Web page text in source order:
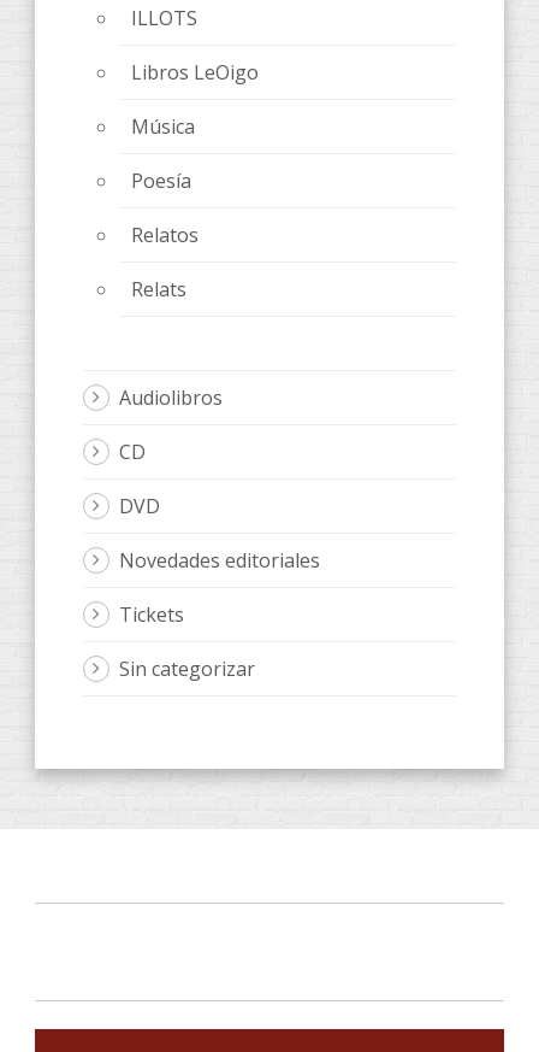
ILLOTS
Libros LeOigo
Música
Poesía
Relatos
Relats
Audiolibros
CD
DVD
Novedades editoriales
Tickets
Sin categorizar